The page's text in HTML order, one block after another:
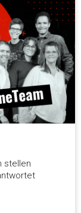
stellen